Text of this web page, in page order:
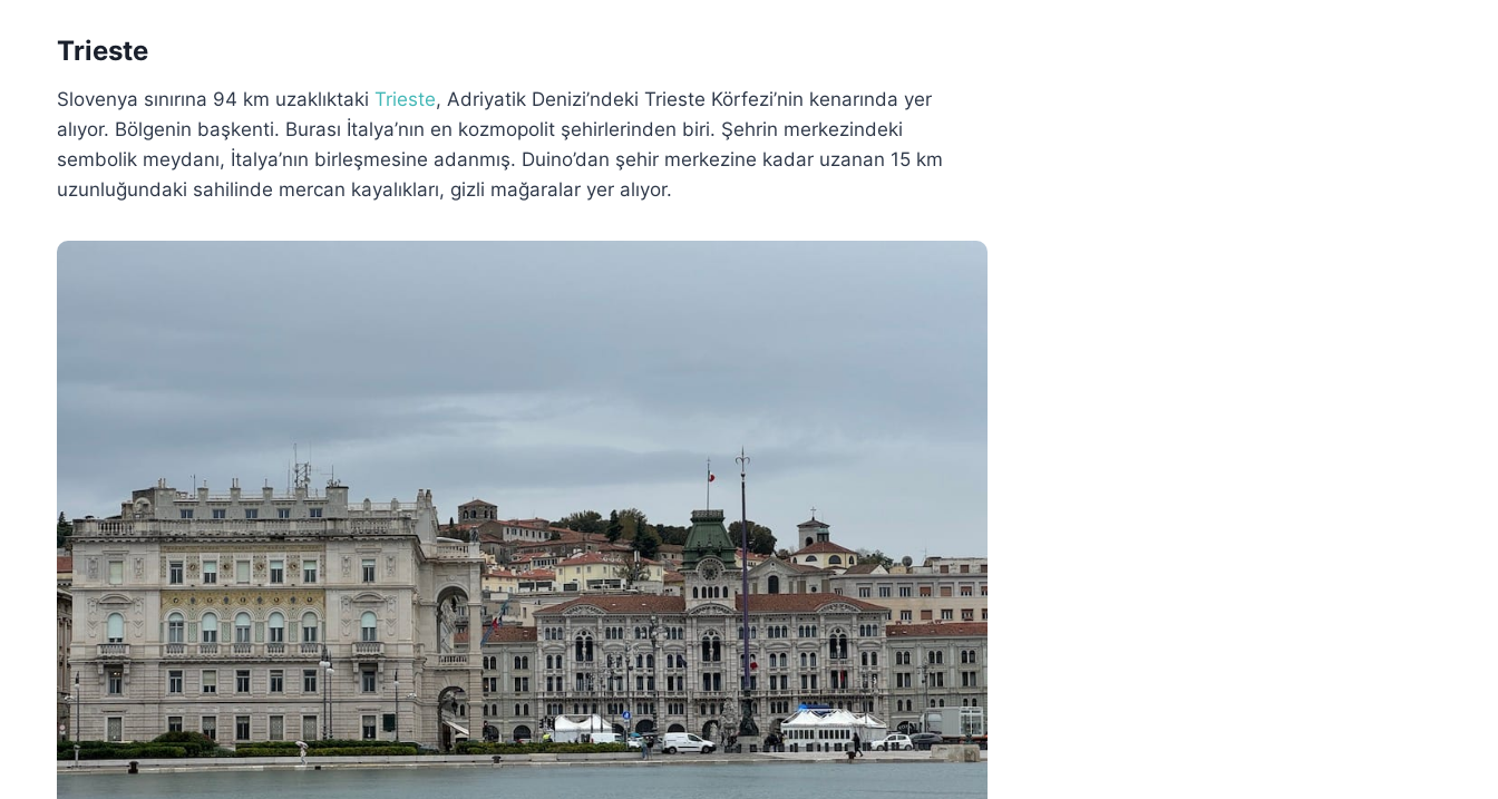
Trieste
Slovenya sınırına 94 km uzaklıktaki Trieste, Adriyatik Denizi’ndeki Trieste Körfezi’nin kenarında yer
alıyor. Bölgenin başkenti. Burası İtalya’nın en kozmopolit şehirlerinden biri. Şehrin merkezindeki
sembolik meydanı, İtalya’nın birleşmesine adanmış. Duino’dan şehir merkezine kadar uzanan 15 km
uzunluğundaki sahilinde mercan kayalıkları, gizli mağaralar yer alıyor.